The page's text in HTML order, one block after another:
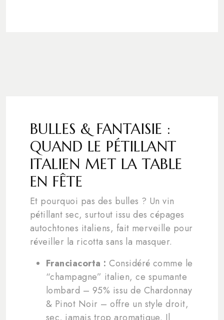
BULLES & FANTAISIE :
QUAND LE PÉTILLANT
ITALIEN MET LA TABLE
EN FÊTE
Et pourquoi pas des bulles ? Un vin
pétillant sec, surtout issu des cépages
autochtones italiens, fait merveille pour
réveiller la ricotta sans la masquer.
Franciacorta : Considéré comme le
“champagne” italien, ce spumante
lombard – 95% issu de Chardonnay
& Pinot Noir – offre un style droit,